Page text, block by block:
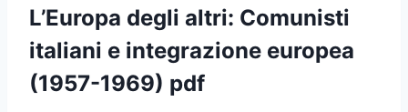
L’Europa degli altri: Comunisti
italiani e integrazione europea
(1957-1969) pdf